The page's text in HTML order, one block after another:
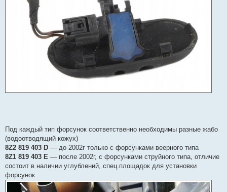
Под каждый тип форсунок соответственно необходимы разные жабо
(водоотводящий кожух)
8Z2 819 403 D — до 2002г только с форсунками веерного типа
8Z1 819 403 E — после 2002г, с форсунками струйного типа, отличие
состоит в наличии углублений, спец.площадок для установки
форсунок